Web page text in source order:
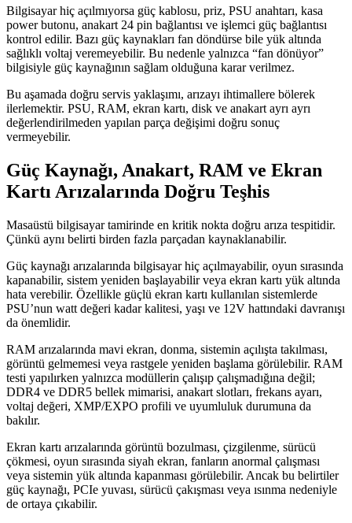
Bilgisayar hiç açılmıyorsa güç kablosu, priz, PSU anahtarı, kasa
power butonu, anakart 24 pin bağlantısı ve işlemci güç bağlantısı
kontrol edilir. Bazı güç kaynakları fan döndürse bile yük altında
sağlıklı voltaj veremeyebilir. Bu nedenle yalnızca “fan dönüyor”
bilgisiyle güç kaynağının sağlam olduğuna karar verilmez.
Bu aşamada doğru servis yaklaşımı, arızayı ihtimallere bölerek
ilerlemektir. PSU, RAM, ekran kartı, disk ve anakart ayrı ayrı
değerlendirilmeden yapılan parça değişimi doğru sonuç
vermeyebilir.
Güç Kaynağı, Anakart, RAM ve Ekran
Kartı Arızalarında Doğru Teşhis
Masaüstü bilgisayar tamirinde en kritik nokta doğru arıza tespitidir.
Çünkü aynı belirti birden fazla parçadan kaynaklanabilir.
Güç kaynağı arızalarında bilgisayar hiç açılmayabilir, oyun sırasında
kapanabilir, sistem yeniden başlayabilir veya ekran kartı yük altında
hata verebilir. Özellikle güçlü ekran kartı kullanılan sistemlerde
PSU’nun watt değeri kadar kalitesi, yaşı ve 12V hattındaki davranışı
da önemlidir.
RAM arızalarında mavi ekran, donma, sistemin açılışta takılması,
görüntü gelmemesi veya rastgele yeniden başlama görülebilir. RAM
testi yapılırken yalnızca modüllerin çalışıp çalışmadığına değil;
DDR4 ve DDR5 bellek mimarisi, anakart slotları, frekans ayarı,
voltaj değeri, XMP/EXPO profili ve uyumluluk durumuna da
bakılır.
Ekran kartı arızalarında görüntü bozulması, çizgilenme, sürücü
çökmesi, oyun sırasında siyah ekran, fanların anormal çalışması
veya sistemin yük altında kapanması görülebilir. Ancak bu belirtiler
güç kaynağı, PCIe yuvası, sürücü çakışması veya ısınma nedeniyle
de ortaya çıkabilir.